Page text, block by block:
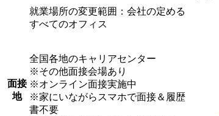
就業場所の変更範囲：会社の定める
すべてのオフィス
面接
地
全国各地のキャリアセンター
※その他面接会場あり
※オンライン面接実施中
※家にいながらスマホで面接＆履歴
書不要